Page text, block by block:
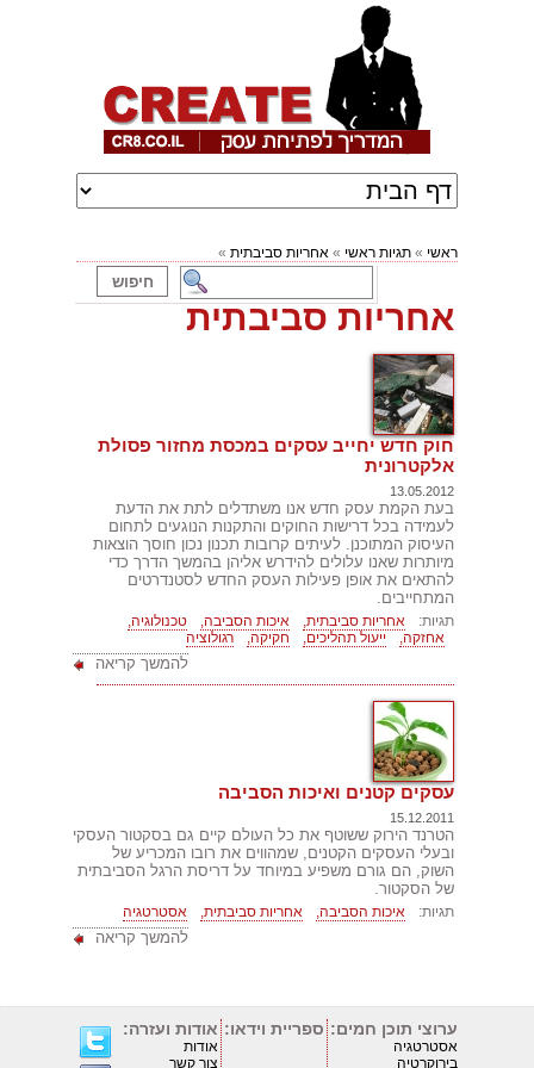
ראשי » תגיות ראשי » אחריות סביבתית »
אחריות סביבתית
חוק חדש יחייב עסקים במכסת מחזור פסולת
אלקטרונית
13.05.2012
בעת הקמת עסק חדש אנו משתדלים לתת את הדעת
לעמידה בכל דרישות החוקים והתקנות הנוגעים לתחום
העיסוק המתוכנן. לעיתים קרובות תכנון נכון חוסך הוצאות
מיותרות שאנו עלולים להידרש אליהן בהמשך הדרך כדי
להתאים את אופן פעילות העסק החדש לסטנדרטים
המתחייבים.
תגיות: אחריות סביבתית, איכות הסביבה,
טכנולוגיה,
אחזקה,
ייעול תהליכים, חקיקה, רגולוציה
להמשך קריאה
עסקים קטנים ואיכות הסביבה
15.12.2011
הטרנד הירוק ששוטף את כל העולם קיים גם בסקטור העסקי
ובעלי העסקים הקטנים, שמהווים את רובו המכריע של
השוק, הם גורם משפיע במיוחד על דריסת הרגל הסביבתית
של הסקטור.
תגיות: איכות הסביבה, אחריות סביבתית, אסטרטגיה
להמשך קריאה
ערוצי תוכן חמים:
אסטרטגיה
בירוקרטיה
ספריית וידאו: אודות ועזרה:
אודות
צור קשר